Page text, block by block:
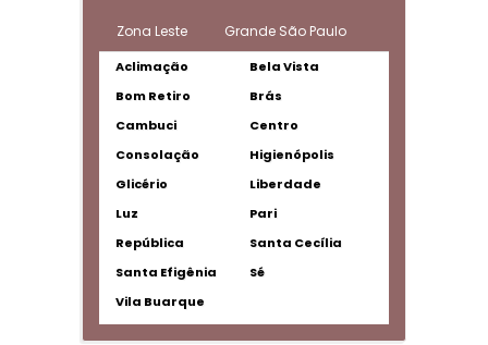
Zona Leste Grande São Paulo
Aclimação
Bela Vista
Bom Retiro
Brás
Cambuci
Centro
Consolação
Higienópolis
Glicério
Liberdade
Luz
Pari
República
Santa Cecília
Santa Efigênia
Sé
Vila Buarque